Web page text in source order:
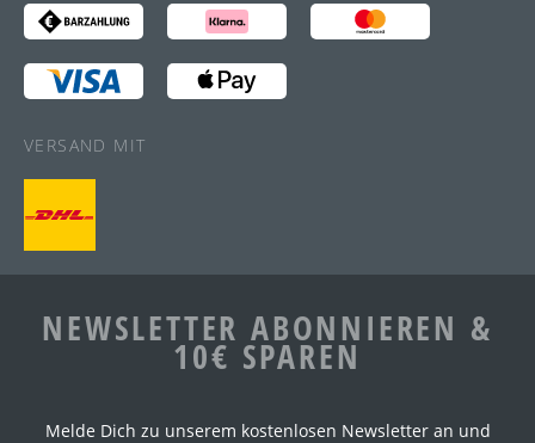
VERSAND MIT
NEWSLETTER ABONNIEREN &
10€ SPAREN
Melde Dich zu unserem kostenlosen Newsletter an und